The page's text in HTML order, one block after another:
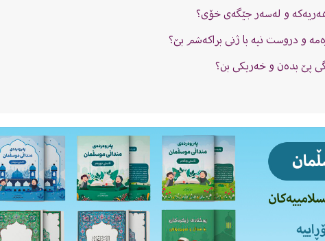
و لەسەر جێگەی خۆی؟
و دروست نیە با ژنى براکەشم بێ؟
پێ بدەن و خەریکى بن؟